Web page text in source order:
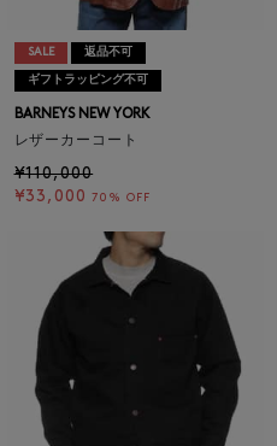
SALE 返品不可
ギフトラッピング不可
BARNEYS NEW YORK
レザーカーコート
¥110,000
¥33,000 70% OFF